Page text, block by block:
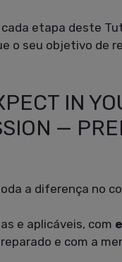
etapa deste
o seu objetivo de
IN
—
a diferença no
e aplicáveis, com
e com a